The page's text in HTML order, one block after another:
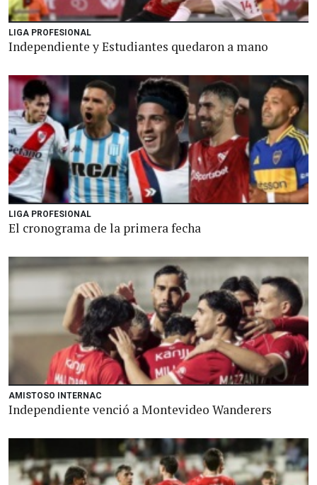
LIGA PROFESIONAL
Independiente y Estudiantes quedaron a mano
LIGA PROFESIONAL
El cronograma de la primera fecha
AMISTOSO INTERNAC
Independiente venció a Montevideo Wanderers